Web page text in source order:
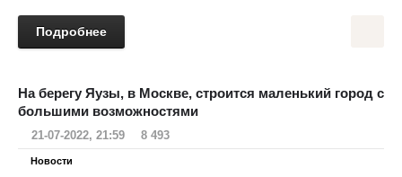
Подробнее
На берегу Яузы, в Москве, строится маленький город с
большими возможностями
21-07-2022, 21:59 8 493
Новости